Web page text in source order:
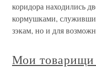
коридора находились
кормушками,
зэкам, но и для
Мои товарищи